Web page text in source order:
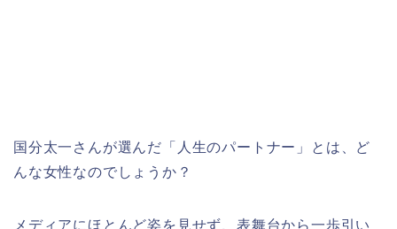
国分太一さんが選んだ「人生のパートナー」とは、ど
んな女性なのでしょうか？
メディアにほとんど姿を見せず、表舞台から一歩引い